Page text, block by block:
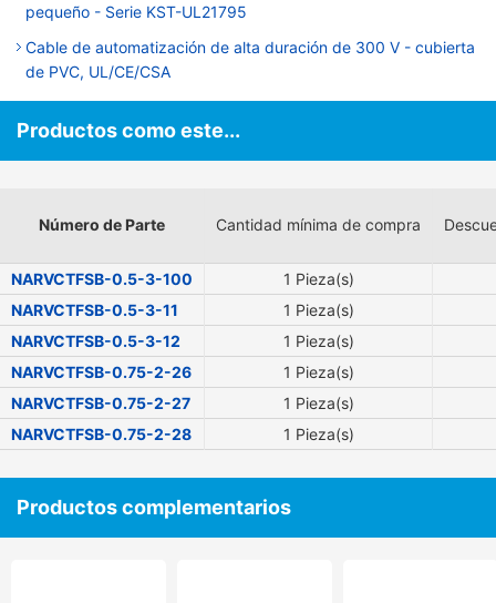
pequeño - Serie KST-UL21795
Cable de automatización de alta duración de 300 V - cubierta
de PVC, UL/CE/CSA
Productos como este...
Número de Parte Cantidad mínima de compra
NARVCTFSB-0.5-3-100
1 Pieza(s)
NARVCTFSB-0.5-3-11
1 Pieza(s)
NARVCTFSB-0.5-3-12
1 Pieza(s)
NARVCTFSB-0.75-2-26
1 Pieza(s)
NARVCTFSB-0.75-2-27
1 Pieza(s)
NARVCTFSB-0.75-2-28
1 Pieza(s)
Productos complementarios